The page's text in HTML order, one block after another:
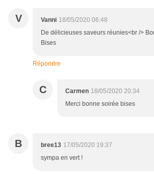
V Vanni 18/05/2020 06:48
De délicieuses saveurs réunies<br />
Bises
Répondre
C Carmen 18/05/2020 20:34
Merci bonne soirée bises
B bree13 17/05/2020 19:37
sympa en vert !